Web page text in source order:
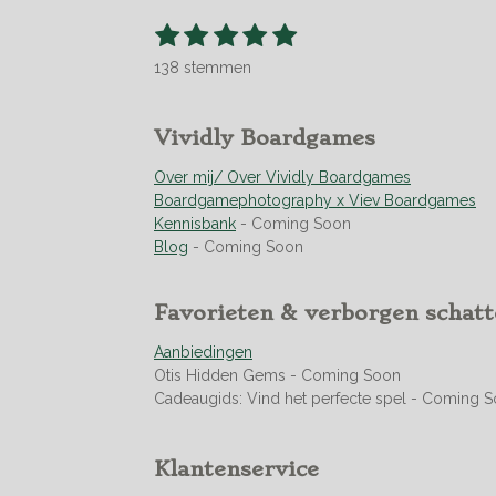
R
t
n
g
:
4
.
9
2
5
3
6
1
1
s
r
2
s
r
r
e
n
3
s
r
r
e
n
4
s
r
r
e
n
5
r
r
e
n
S
n
138 stemmen
Vividly Boardgames
Over mij/ Over Vividly Boardgames
Boardgamephotography x Viev Boardgames
Kennisbank - Coming Soon
Blog - Coming Soon
Favorieten & verborgen
Aanbiedingen
Otis Hidden Gems - Coming Soon
Cadeaugids: Vind het perfecte spel - Coming
Klantenservice